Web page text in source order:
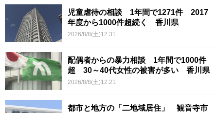
児童虐待の相談 1年間で1271件 2017
年度から1000件超続く 香川県
2026/8/8(土)12:31
配偶者からの暴力相談 1年間で1000件
超 30～40代女性の被害が多い 香川県
2026/8/8(土)12:21
都市と地方の「二地域居住」 観音寺市